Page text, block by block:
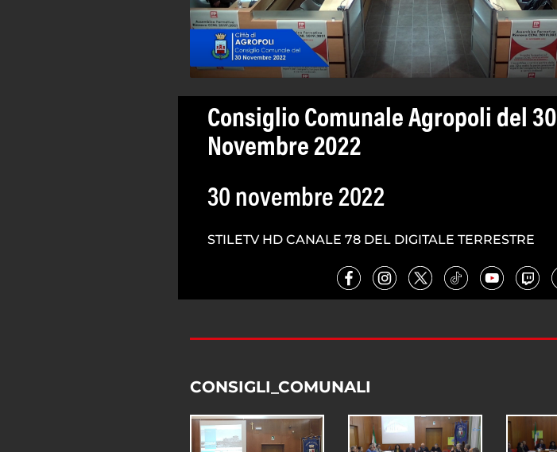
Consiglio Comunale Agropoli del 30
Novembre 2022
30 novembre 2022
STILETV HD CANALE 78 DEL DIGITALE TERRESTRE
CONSIGLI_COMUNALI